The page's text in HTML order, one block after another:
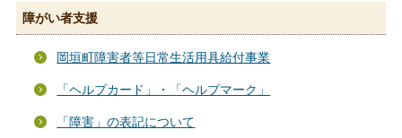
障がい者支援
岡垣町障害者等日常生活用具給付事業
「ヘルプカード」・「ヘルプマーク」
「障害」の表記について